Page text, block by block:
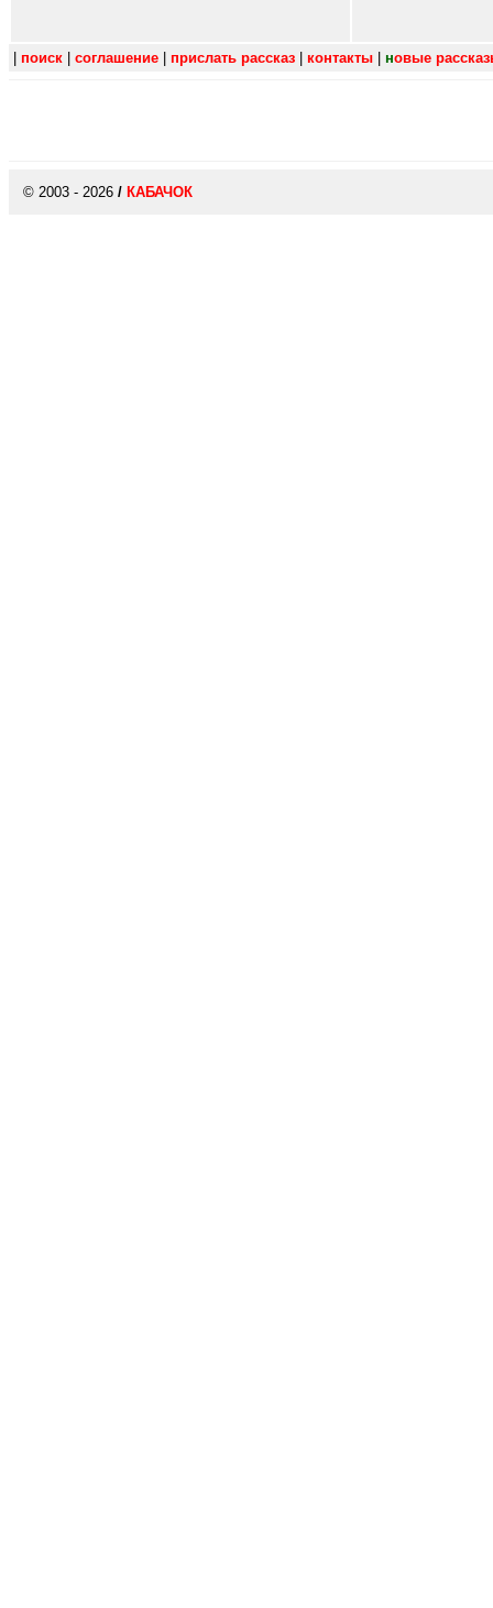
поиск соглашение прислать рассказ контакты новые
© 2003 - 2026 / КАБАЧОК